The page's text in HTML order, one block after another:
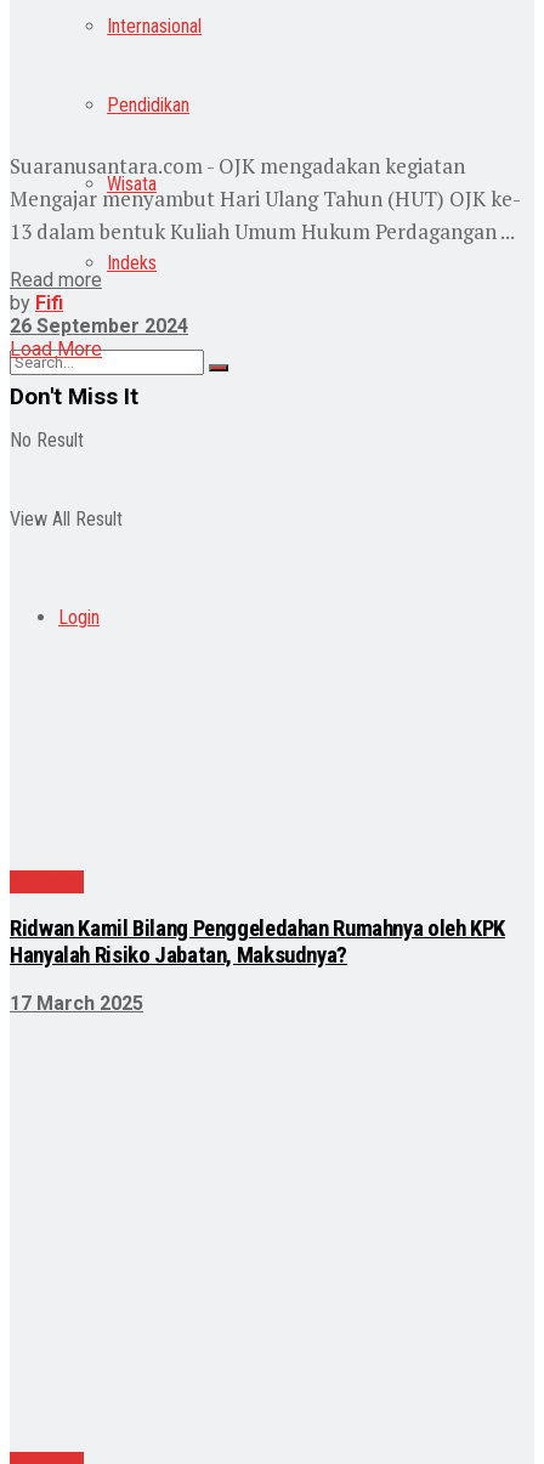
Internasional
Pendidikan
Wisata
Indeks
No Result
View All Result
Login
Suaranusantara.com - OJK mengadakan kegiatan
Mengajar menyambut Hari Ulang Tahun (HUT) OJK ke-
13 dalam bentuk Kuliah Umum Hukum Perdagangan ...
Read more
by Fifi
26 September 2024
Load More
Don't Miss It
Ridwan Kamil Bilang Penggeledahan Rumahnya oleh KPK
Hanyalah Risiko Jabatan, Maksudnya?
17 March 2025